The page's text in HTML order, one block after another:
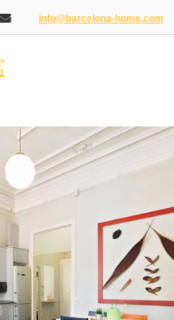
info@barcelona-home.com